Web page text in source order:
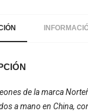
de la marca
a mano en China,